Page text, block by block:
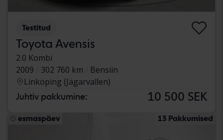
Testitud
Toyota Avensis
2.0 Kombi
2009
302 760 km
Bensiin
Linköping (Jägarvallen)
Juhtiv pakkumine: 10 500 SEK
esmaspäev 13 Pakkumised